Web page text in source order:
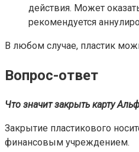
действия. Может
рекомендуется
В любом случае, пластик
Вопрос-ответ
Что значит закрыть карту
Закрытие пластикового
финансовым учреждением.